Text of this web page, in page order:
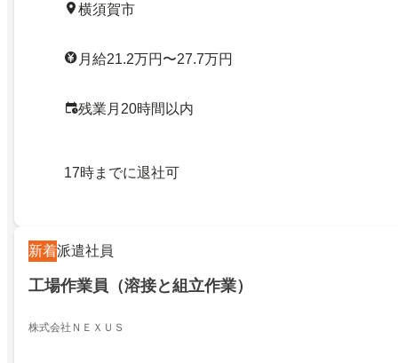
横須賀市
月給21.2万円〜27.7万円
残業月20時間以内
17時までに退社可
新着派遣社員
工場作業員（溶接と組立作業）
株式会社ＮＥＸＵＳ